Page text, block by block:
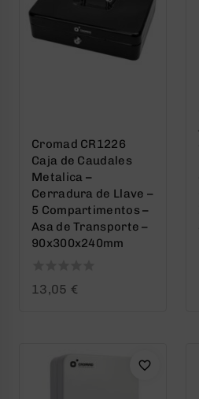
Cromad CR1226
Caja de Caudales
Metalica –
Cerradura de Llave –
5 Compartimentos –
Asa de Transporte –
90x300x240mm
013,05 €